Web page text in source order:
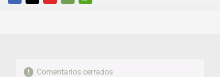
FACEBOOKTWITTERFLIPBOARD
E-
WHATSAPP
Comentarios cerrados